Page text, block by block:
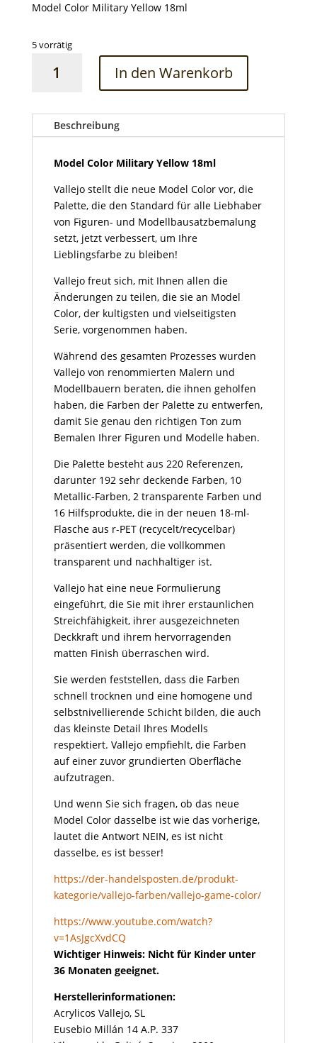
Model Color Military Yellow 18ml
5 vorrätig
Color
18ml
In den Warenkorb
Beschreibung
Model Color Military Yellow 18ml
Vallejo stellt die neue Model Color vor, die
Palette, die den Standard für alle Liebhaber
von Figuren- und Modellbausatzbemalung
setzt, jetzt verbessert, um Ihre
Lieblingsfarbe zu bleiben!
Vallejo freut sich, mit Ihnen allen die
Änderungen zu teilen, die sie an Model
Color, der kultigsten und vielseitigsten
Serie, vorgenommen haben.
Während des gesamten Prozesses wurden
Vallejo von renommierten Malern und
Modellbauern beraten, die ihnen geholfen
haben, die Farben der Palette zu entwerfen,
damit Sie genau den richtigen Ton zum
Bemalen Ihrer Figuren und Modelle haben.
Die Palette besteht aus 220 Referenzen,
darunter 192 sehr deckende Farben, 10
Metallic-Farben, 2 transparente Farben und
16 Hilfsprodukte, die in der neuen 18-ml-
Flasche aus r-PET (recycelt/recycelbar)
präsentiert werden, die vollkommen
transparent und nachhaltiger ist.
Vallejo hat eine neue Formulierung
eingeführt, die Sie mit ihrer erstaunlichen
Streichfähigkeit, ihrer ausgezeichneten
Deckkraft und ihrem hervorragenden
matten Finish überraschen wird.
Sie werden feststellen, dass die Farben
schnell trocknen und eine homogene und
selbstnivellierende Schicht bilden, die auch
das kleinste Detail Ihres Modells
respektiert. Vallejo empfiehlt, die Farben
auf einer zuvor grundierten Oberfläche
aufzutragen.
Und wenn Sie sich fragen, ob das neue
Model Color dasselbe ist wie das vorherige,
lautet die Antwort NEIN, es ist nicht
dasselbe, es ist besser!
https://der-handelsposten.de/produkt-
kategorie/vallejo-farben/vallejo-game-color/
https://www.youtube.com/watch?
v=1AsJgcXvdCQ
Wichtiger Hinweis: Nicht für Kinder unter
36 Monaten geeignet.
Herstellerinformationen:
Acrylicos Vallejo, SL
Eusebio Millán 14 A.P. 337